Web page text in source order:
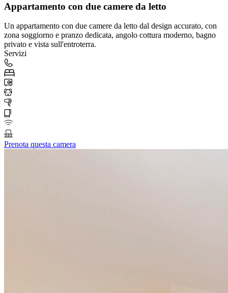
Appartamento con due camere da letto
Un appartamento con due camere da letto dal design accurato, con
zona soggiorno e pranzo dedicata, angolo cottura moderno, bagno
privato e vista sull'entroterra.
Servizi
Prenota questa camera